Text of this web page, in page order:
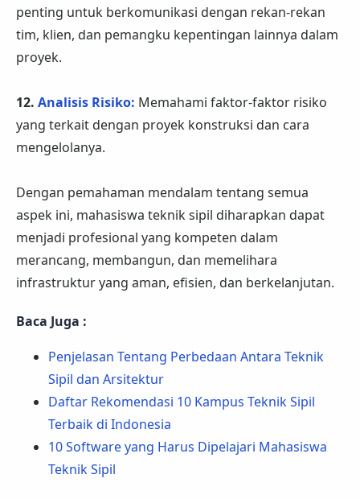
penting untuk berkomunikasi dengan rekan-rekan
tim, klien, dan pemangku kepentingan lainnya dalam
proyek.
12. Analisis Risiko: Memahami faktor-faktor risiko
yang terkait dengan proyek konstruksi dan cara
mengelolanya.
Dengan pemahaman mendalam tentang semua
aspek ini, mahasiswa teknik sipil diharapkan dapat
menjadi profesional yang kompeten dalam
merancang, membangun, dan memelihara
infrastruktur yang aman, efisien, dan berkelanjutan.
Baca Juga :
Penjelasan Tentang Perbedaan Antara Teknik
Sipil dan Arsitektur
Daftar Rekomendasi 10 Kampus Teknik Sipil
Terbaik di Indonesia
10 Software yang Harus Dipelajari Mahasiswa
Teknik Sipil